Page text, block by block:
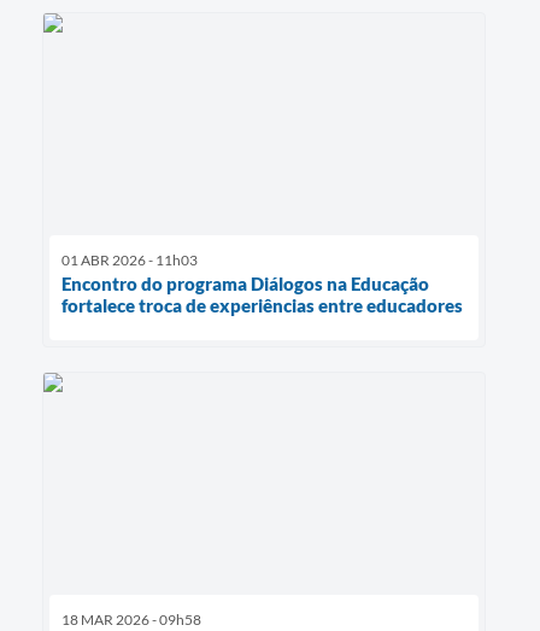
01 ABR 2026 - 11h03
Encontro do programa Diálogos na Educação
fortalece troca de experiências entre educadores
18 MAR 2026 - 09h58